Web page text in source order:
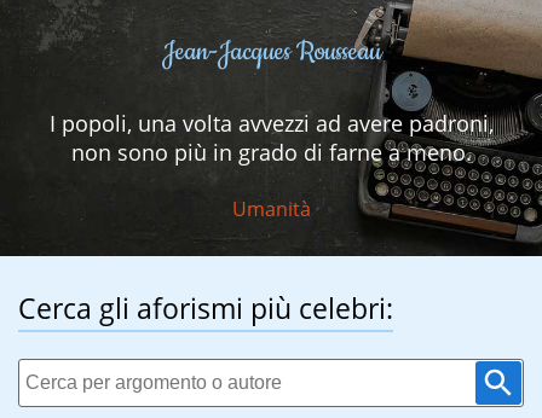
Jean-Jacques Rousseau
I popoli, una volta avvezzi ad avere padroni,
non sono più in grado di farne a meno.
Umanità
Cerca gli aforismi più celebri: